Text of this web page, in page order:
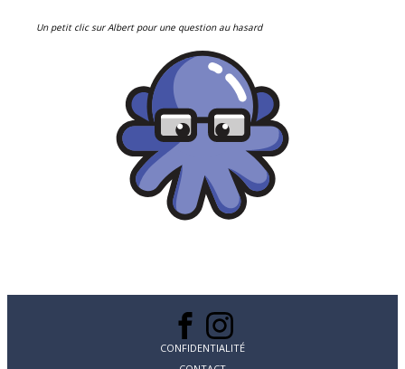
Un petit clic sur Albert pour une question au hasard
CONFIDENTIALITÉ